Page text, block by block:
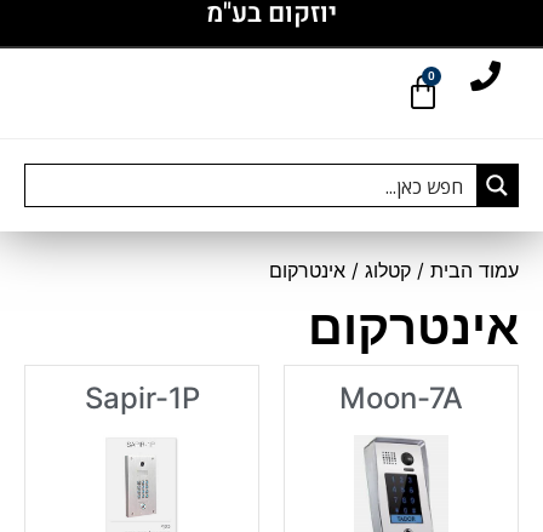
יוזקום בע"מ
0
עמוד הבית / קטלוג / אינטרקום
אינטרקום
Moon-7A
Sapir-1P